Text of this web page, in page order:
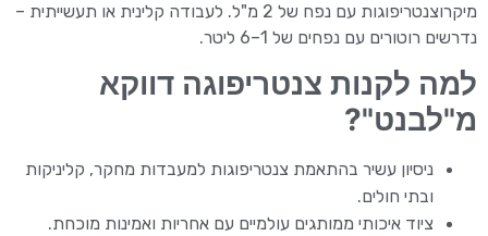
מיקרוצנטריפוגות עם נפח של 2 מ"ל. לעבודה קלינית או תעשייתית –
נדרשים רוטורים עם נפחים של 1–6 ליטר.
למה לקנות צנטריפוגה דווקא
מ"לבנט"?
ניסיון עשיר בהתאמת צנטריפוגות למעבדות מחקר, קליניקות
ובתי חולים.
ציוד איכותי ממותגים עולמיים עם אחריות ואמינות מוכחת.